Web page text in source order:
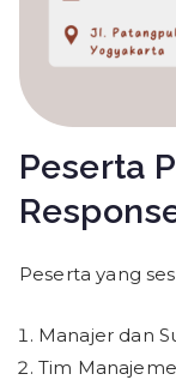
Peserta
Peserta yang
Manajer dan
Tim